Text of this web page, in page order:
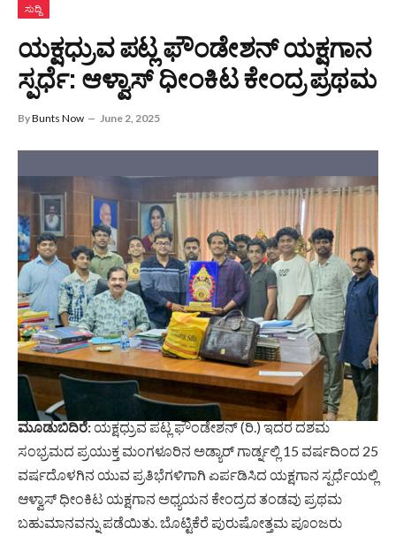
ಸುದ್ದಿ
ಯಕ್ಷಧ್ರುವ ಪಟ್ಲ ಫೌಂಡೇಶನ್ ಯಕ್ಷಗಾನ
ಸ್ಪರ್ಧೆ: ಆಳ್ವಾಸ್ ಧೀಂಕಿಟ ಕೇಂದ್ರ ಪ್ರಥಮ
ByBunts Now June 2, 2025
ಮೂಡುಬಿದಿರೆ:ಯಕ್ಷಧ್ರುವ ಪಟ್ಲ ಫೌಂಡೇಶನ್ (ರಿ.) ಇದರ ದಶಮ
ಸಂಭ್ರಮದ ಪ್ರಯುಕ್ತ ಮಂಗಳೂರಿನ ಅಡ್ಯಾರ್ ಗಾರ್ಡ್ನಲ್ಲಿ 15 ವರ್ಷದಿಂದ 25
ವರ್ಷದೊಳಗಿನ ಯುವ ಪ್ರತಿಭೆಗಳಿಗಾಗಿ ಏರ್ಪಡಿಸಿದ ಯಕ್ಷಗಾನ ಸ್ಪರ್ಧೆಯಲ್ಲಿ
ಆಳ್ವಾಸ್ ಧೀಂಕಿಟ ಯಕ್ಷಗಾನ ಅಧ್ಯಯನ ಕೇಂದ್ರದ ತಂಡವು ಪ್ರಥಮ
ಬಹುಮಾನವನ್ನು ಪಡೆಯಿತು. ಬೊಟ್ಟಿಕೆರೆ ಪುರುಷೋತ್ತಮ ಪೂಂಜರು